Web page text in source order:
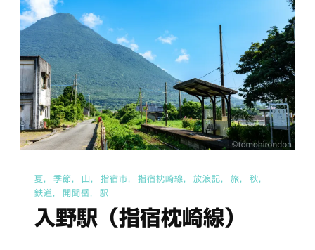
夏 季節 山 指宿市 指宿枕崎線 放浪記 旅
秋
鉄道
開聞岳 駅
入野駅（指宿枕崎線）